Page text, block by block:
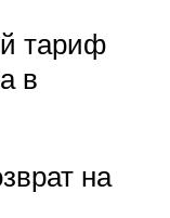
тариф
в
на